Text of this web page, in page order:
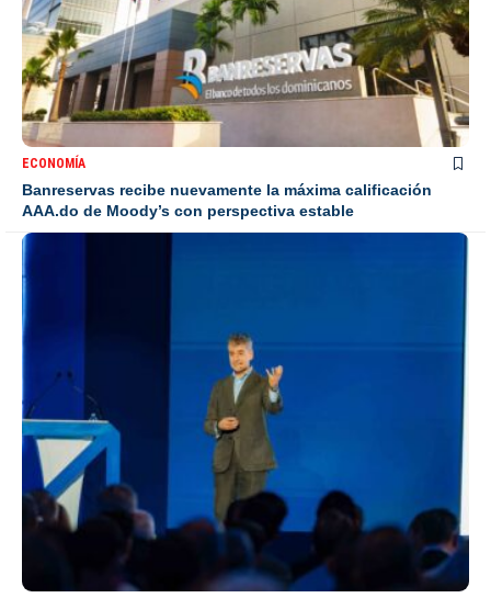
ECONOMÍA
Banreservas recibe nuevamente la máxima calificación
AAA.do de Moody’s con perspectiva estable